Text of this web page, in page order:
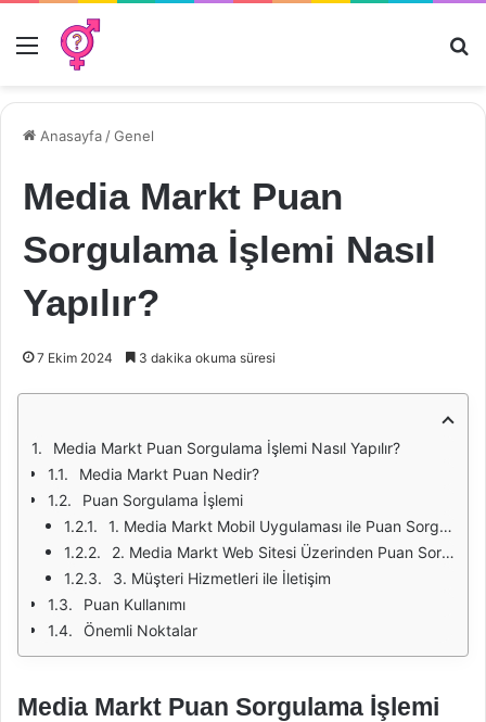
Menü
Anasayfa /Genel
Media Markt Puan
Sorgulama İşlemi Nasıl
Yapılır?
7 Ekim 2024 3 dakika okuma süresi
Media Markt Puan Sorgulama İşlemi Nasıl Yapılır?
Media Markt Puan Nedir?
Puan Sorgulama İşlemi
1. Media Markt Mobil Uygulaması ile Puan Sorgulama
2. Media Markt Web Sitesi Üzerinden Puan Sorgulama
3. Müşteri Hizmetleri ile İletişim
Puan Kullanımı
Önemli Noktalar
Media Markt Puan Sorgulama İşlemi